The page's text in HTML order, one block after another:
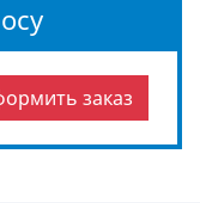
заказ